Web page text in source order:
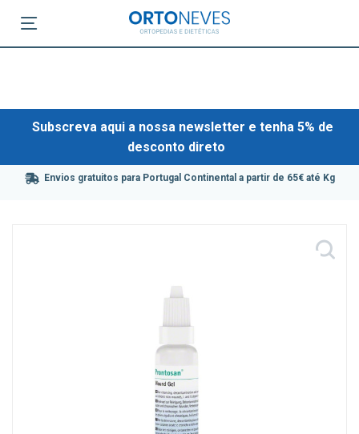
Subscreva aqui a nossa newsletter e tenha 5% de
desconto direto
Envios gratuitos para Portugal Continental a partir de 65€ até Kg